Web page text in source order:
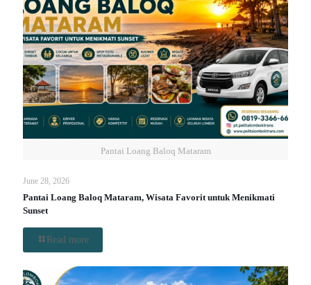
Pantai Loang Baloq Mataram
June 28, 2026
Pantai Loang Baloq Mataram, Wisata Favorit untuk Menikmati
Sunset
Read more